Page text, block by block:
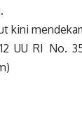
kini
UU RI No.